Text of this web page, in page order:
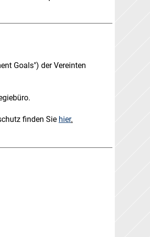
Goals") der Vereinten
finden Sie hier.